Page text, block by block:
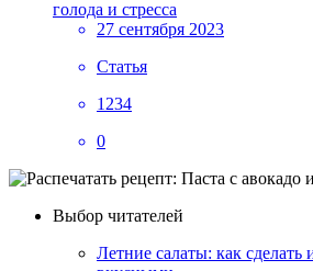
27 сентября 2023
Статья
1234
0
Выбор читателей
Летние салаты: как